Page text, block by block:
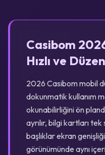
Casibom
Hızlı ve
2026 Casibom mobil
dokunmatik kullanım
okunabilirliğini ön
ayrılır, bilgi kartları
başlıklar ekran
görünümünde aynı